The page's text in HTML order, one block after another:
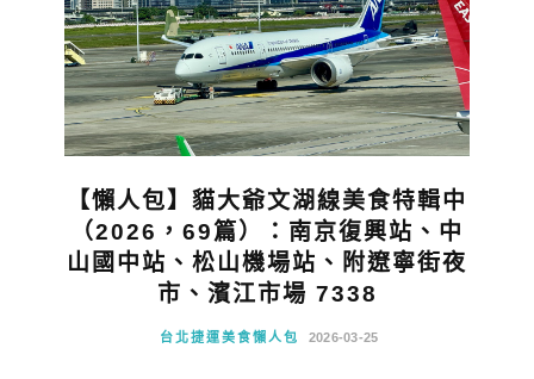
【懶人包】貓大爺文湖線美食特輯中
（2026，69篇）：南京復興站、中
山國中站、松山機場站、附遼寧街夜
市、濱江市場 7338
台北捷運美食懶人包 2026-03-25